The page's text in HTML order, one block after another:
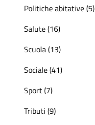
Politiche abitative (5)
Salute (16)
Scuola (13)
Sociale (41)
Sport (7)
Tributi (9)